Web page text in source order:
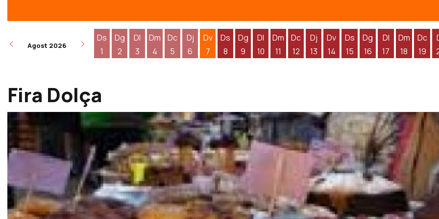
Agost 2026
Ds
1
Dg
2
Dl
3
Dm
4
Dc
5
Dj
6
Dv
7
Ds
8
Dg
9
Dl
10
Dm
11
Dc
12
Dj
13
Dv
14
Ds
15
Dg
16
Dl
17
Dm
18
Dc
19
Fira Dolça